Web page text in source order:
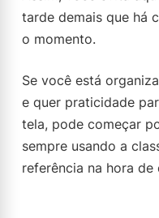
tarde demais que há
o momento.
Se você está
e quer praticidade
tela, pode começar
sempre usando a
referência na hora de